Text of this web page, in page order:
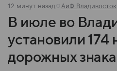
12 минут назад АиФ Владивосток
В июле во
установили 174
дорожных знака